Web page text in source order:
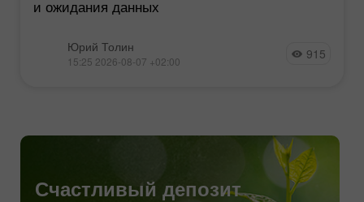
и ожидания данных
Юрий Толин
15:25 2026-08-07 +02:00 915
Счастливый депозит